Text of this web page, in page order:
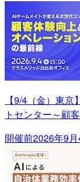
【9/4（金）東
トセンター～顧
開催前2026年9